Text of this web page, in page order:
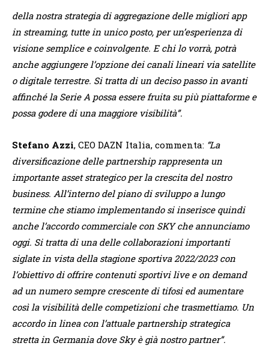
della nostra strategia di aggregazione delle migliori app
in streaming, tutte in unico posto, per un’esperienza di
visione semplice e coinvolgente. E chi lo vorrà, potrà
anche aggiungere l’opzione dei canali lineari via satellite
o digitale terrestre. Si tratta di un deciso passo in avanti
affinché la Serie A possa essere fruita su più piattaforme e
possa godere di una maggiore visibilità”.
Stefano Azzi, CEO DAZN Italia, commenta: “La
diversificazione delle partnership rappresenta un
importante asset strategico per la crescita del nostro
business. All’interno del piano di sviluppo a lungo
termine che stiamo implementando si inserisce quindi
anche l’accordo commerciale con SKY che annunciamo
oggi. Si tratta di una delle collaborazioni importanti
siglate in vista della stagione sportiva 2022/2023 con
l’obiettivo di offrire contenuti sportivi live e on demand
ad un numero sempre crescente di tifosi ed aumentare
così la visibilità delle competizioni che trasmettiamo. Un
accordo in linea con l’attuale partnership strategica
stretta in Germania dove Sky è già nostro partner”.